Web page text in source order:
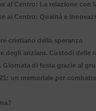
al Centro: La relazione con
al Centro: Qualità e
cristiano della speranza
e degli anziani. Custodi delle
Giornata di festa grazie al
un memoriale per